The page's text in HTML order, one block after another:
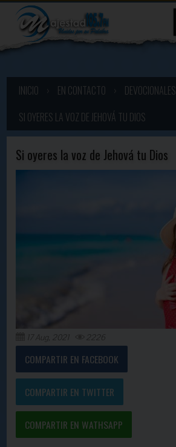
INICIO EN CONTACTO DEVOCIONALES
SI OYERES LA VOZ DE JEHOVÁ TU DIOS
Si oyeres la voz de Jehová tu Dios
17 Aug, 2021 2226
COMPARTIR EN FACEBOOK
COMPARTIR EN TWITTER
COMPARTIR EN WATHSAPP